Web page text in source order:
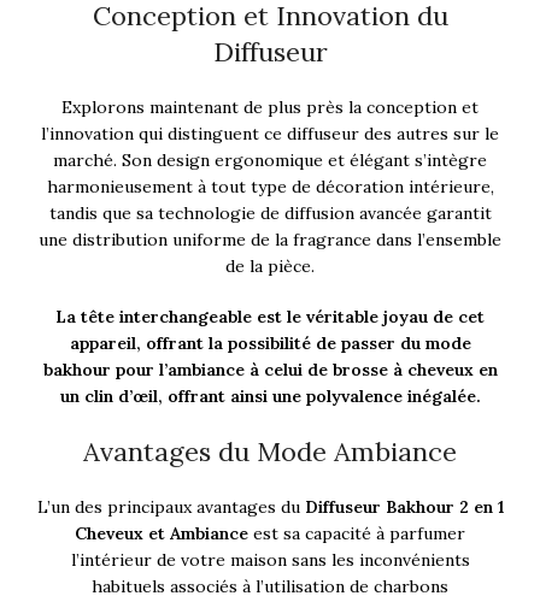
Conception et Innovation du
Diffuseur
Explorons maintenant de plus près la conception et
l’innovation qui distinguent ce diffuseur des autres sur le
marché. Son design ergonomique et élégant s’intègre
harmonieusement à tout type de décoration intérieure,
tandis que sa technologie de diffusion avancée garantit
une distribution uniforme de la fragrance dans l’ensemble
de la pièce.
La tête interchangeable est le véritable joyau de cet
appareil, offrant la possibilité de passer du mode
bakhour pour l’ambiance à celui de brosse à cheveux en
un clin d’œil, offrant ainsi une polyvalence inégalée.
Avantages du Mode Ambiance
L’un des principaux avantages du Diffuseur Bakhour 2 en 1
Cheveux et Ambiance est sa capacité à parfumer
l’intérieur de votre maison sans les inconvénients
habituels associés à l’utilisation de charbons